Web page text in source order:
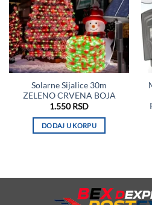
Solarne Sijalice 30m
ZELENO CRVENA BOJA
1.550RSD
DODAJ U KORPU